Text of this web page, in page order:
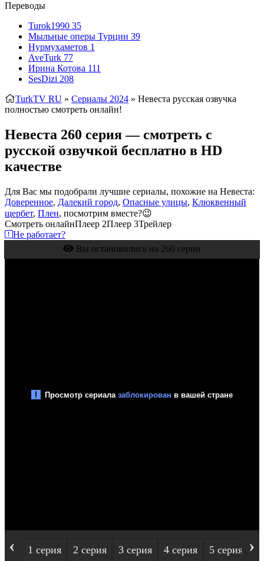
Переводы
Turok1990 35
Мыльные оперы Турции 39
Нурмухаметов 1
AveTurk 77
Ирина Котова 111
SesDizi 208
TurkTV RU » Сериалы 2024 » Невеста русская озвучка
полностью смотреть онлайн!
Невеста 260 серия — смотреть с
русской озвучкой бесплатно в HD
качестве
Для Вас мы подобрали лучшие сериалы, похожие на Невеста:
Доверенное, Далекий город, Опасные улицы, Клюквенный
щербет, Плен, посмотрим вместе?😉
Смотреть онлайнПлеер 2Плеер 3Трейлер
Не работает?
Вы остановились на 260 серии
‹ 1 серия 2 серия 3 серия 4 серия 5 серия ›